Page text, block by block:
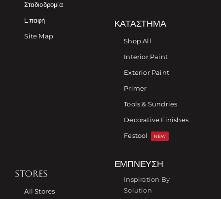
Σταδιοδρομία
Επαφή
Site Map
ΚΑΤΆΣΤΗΜΑ
Shop All
Interior Paint
Exterior Paint
Primer
Tools & Sundries
Decorative Finishes
Festool
NEW
STORES
All Stores
ΈΜΠΝΕΥΣΗ
Inspiration By
Solution